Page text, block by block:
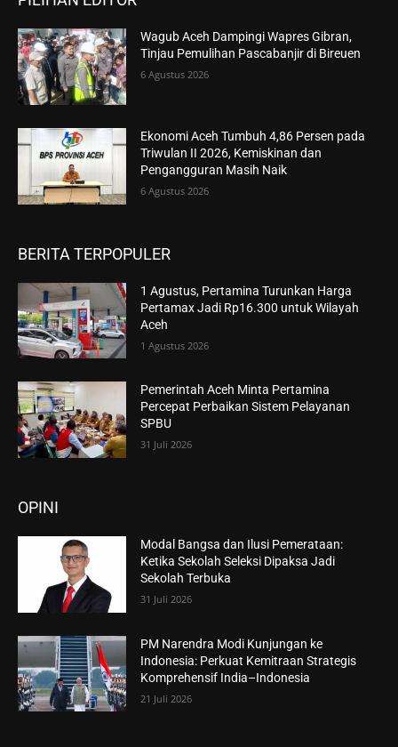
Wagub Aceh Dampingi Wapres Gibran,
Tinjau Pemulihan Pascabanjir di Bireuen
6 Agustus 2026
Ekonomi Aceh Tumbuh 4,86 Persen pada
Triwulan II 2026, Kemiskinan dan
Pengangguran Masih Naik
6 Agustus 2026
BERITA TERPOPULER
1 Agustus, Pertamina Turunkan Harga
Pertamax Jadi Rp16.300 untuk Wilayah
Aceh
1 Agustus 2026
Pemerintah Aceh Minta Pertamina
Percepat Perbaikan Sistem Pelayanan
SPBU
31 Juli 2026
OPINI
Modal Bangsa dan Ilusi Pemerataan:
Ketika Sekolah Seleksi Dipaksa Jadi
Sekolah Terbuka
31 Juli 2026
PM Narendra Modi Kunjungan ke
Indonesia: Perkuat Kemitraan Strategis
Komprehensif India–Indonesia
21 Juli 2026